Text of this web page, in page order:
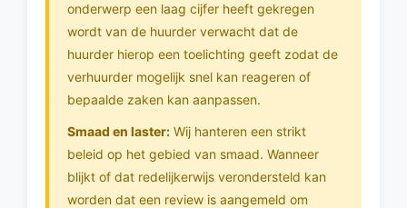
onderwerp een laag cijfer heeft gekregen
wordt van de huurder verwacht dat de
huurder hierop een toelichting geeft zodat de
verhuurder mogelijk snel kan reageren of
bepaalde zaken kan aanpassen.
Smaad en laster: Wij hanteren een strikt
beleid op het gebied van smaad. Wanneer
blijkt of dat redelijkerwijs verondersteld kan
worden dat een review is aangemeld om